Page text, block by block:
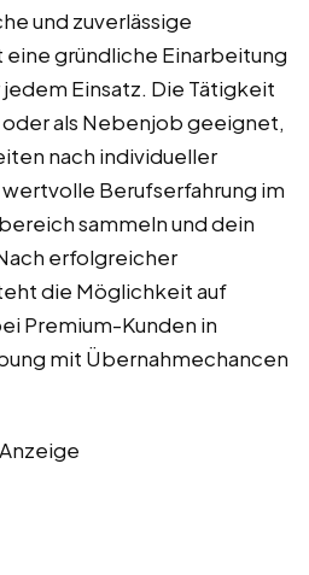
und zuverlässige
eine gründliche Einarbeitung
Einsatz. Die Tätigkeit
als Nebenjob geeignet,
nach individueller
Berufserfahrung im
sammeln und dein
erfolgreicher
die Möglichkeit auf
Premium-Kunden in
mit Übernahmechancen
Anzeige